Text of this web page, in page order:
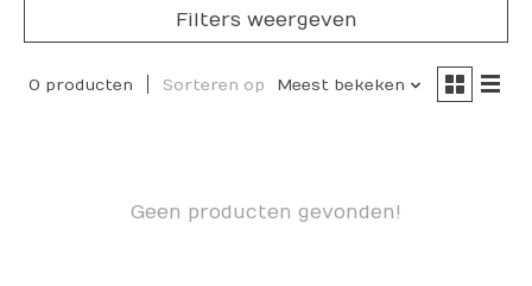
Filters weergeven
0 producten Sorteren op Meest bekeken
Geen producten gevonden!